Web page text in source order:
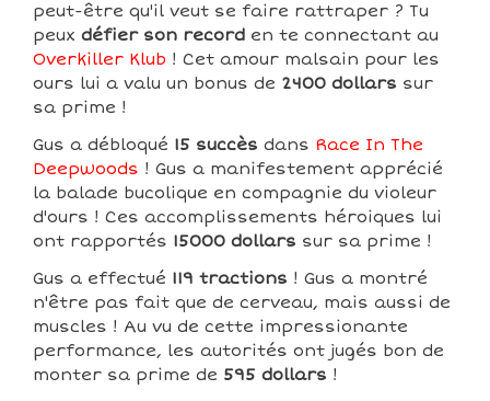
peut-être qu'il veut se faire rattraper ? Tu
peux défier son record en te connectant au
Overkiller Klub ! Cet amour malsain pour les
ours lui a valu un bonus de 2400 dollars sur
sa prime !
Gus a débloqué 15 succès dans Race In The
Deepwoods ! Gus a manifestement apprécié
la balade bucolique en compagnie du violeur
d'ours ! Ces accomplissements héroiques lui
ont rapportés 15000 dollars sur sa prime !
Gus a effectué 119 tractions ! Gus a montré
n'être pas fait que de cerveau, mais aussi de
muscles ! Au vu de cette impressionante
performance, les autorités ont jugés bon de
monter sa prime de 595 dollars !